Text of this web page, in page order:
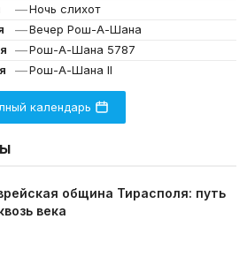
—Ночь слихот
—Вечер Рош-А-Шана
—Рош-А-Шана 5787
—Рош-А-Шана II
календарь
община Тирасполя: путь
века